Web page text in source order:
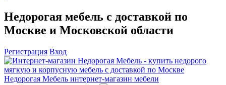
Недорогая мебель с доставкой по
Москве и Московской области
Регистрация Вход
Недорогая Мебель интернет-магазин мебели